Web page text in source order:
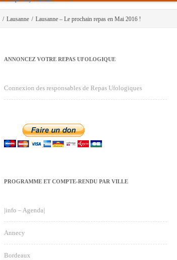
/ Lausanne / Lausanne – Le prochain repas en Mai 2016 !
ANNONCEZ VOTRE REPAS UFOLOGIQUE
Connexion des responsables de Repas Ufologiques
PROGRAMME ET COMPTE-RENDU PAR VILLE
|info – Agenda|
Annecy
Bordeaux